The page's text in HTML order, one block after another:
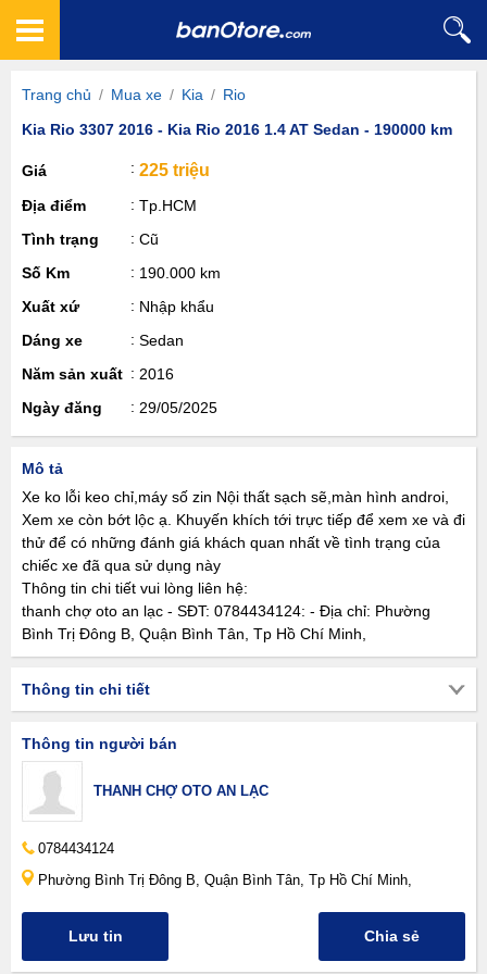
Trang chủ / Mua xe / Kia / Rio
Kia Rio 3307 2016 - Kia Rio 2016 1.4 AT Sedan - 190000 km
Giá 225 triệu
Địa điểm
Tp.HCM
Tình trạng
Cũ
Số Km
190.000 km
Xuất xứ
Nhập khẩu
Dáng xe
Sedan
Năm sản xuất
2016
Ngày đăng
29/05/2025
Mô tả
Xe ko lỗi keo chỉ,máy số zin Nội thất sạch sẽ,màn hình androi,
Xem xe còn bớt lộc ạ. Khuyến khích tới trực tiếp để xem xe và đi
thử để có những đánh giá khách quan nhất về tình trạng của
chiếc xe đã qua sử dụng này
Thông tin chi tiết vui lòng liên hệ:
thanh chợ oto an lạc - SĐT: 0784434124: - Địa chỉ: Phường
Bình Trị Đông B, Quận Bình Tân, Tp Hồ Chí Minh,
Thông tin chi tiết
Thông tin người bán
THANH CHỢ OTO AN LẠC
0784434124
Phường Bình Trị Đông B, Quận Bình Tân, Tp Hồ Chí Minh,
Lưu tin Chia sẻ